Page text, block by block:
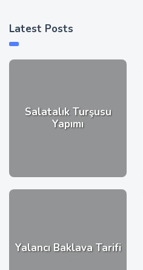
Latest Posts
Salatalık Turşusu
Yapımı
Yalancı Baklava Tarifi